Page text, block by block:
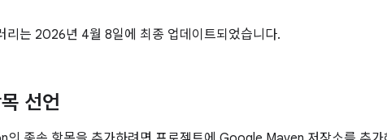
리는 2026년 4월 8일에 최종 업데이트되었습니다.
선언